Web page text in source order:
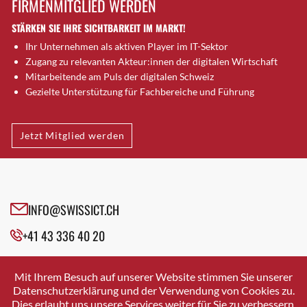
Brugg AG
Brütten
Bubendorf
Bubikon
Buchs (SG)
Bäretswil
Bülach
Cazis
Crissier
Davos Platz
Dierikon
Dietikon
FIRMENMITGLIED WERDEN
STÄRKEN SIE IHRE SICHTBARKEIT IM MARKT!
Ihr Unternehmen als aktiven Player im IT-Sektor
Zugang zu relevanten Akteur:innen der digitalen Wirtschaft
Mitarbeitende am Puls der digitalen Schweiz
Gezielte Unterstützung für Fachbereiche und Führung
Jetzt Mitglied werden
INFO@SWISSICT.CH
+41 43 336 40 20
SWISSICT
VULKANSTRASSE 120
8048 ZURICH
Mit Ihrem Besuch auf unserer Website stimmen Sie unserer
Datenschutzerklärung und der Verwendung von Cookies zu.
Dies erlaubt uns unsere Services weiter für Sie zu verbessern.